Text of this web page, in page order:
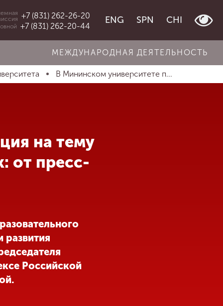
+7 (831) 262-26-20
+7 (831) 262-20-44
ENG SPN CHI
МЕЖДУНАРОДНАЯ ДЕЯТЕЛЬНОСТЬ
В Мининском университете п...
на тему
от пресс-
развития
Российской